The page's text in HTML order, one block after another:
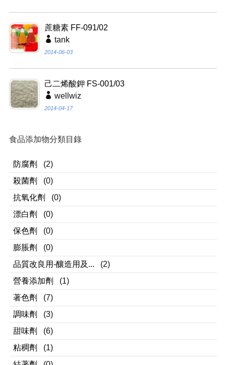
蔗糖素 FF-091/02
tank
2014-06-03
己二烯酸鉀 FS-001/03
wellwiz
2014-04-17
食品添加物分類目錄
防腐劑
(2)
殺菌劑
(0)
抗氧化劑
(0)
漂白劑
(0)
保色劑
(0)
膨脹劑
(0)
品質改良用-釀造用及...
(2)
營養添加劑
(1)
著色劑
(7)
調味劑
(3)
甜味劑
(6)
粘稠劑
(1)